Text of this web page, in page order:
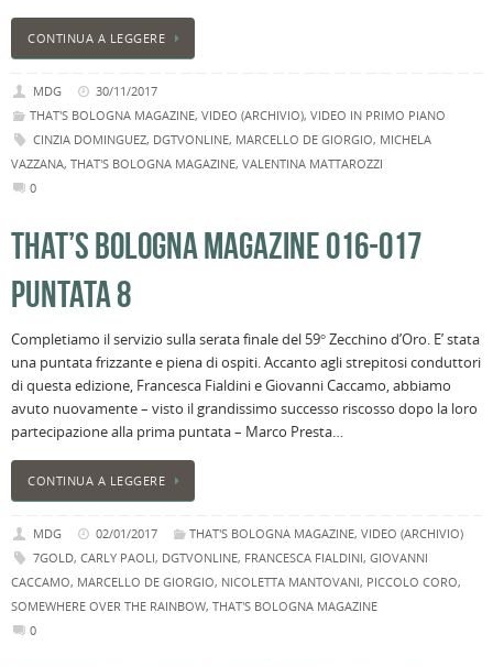
CONTINUA A LEGGERE
MDG
30/11/2017
THAT'S BOLOGNA MAGAZINE, VIDEO (ARCHIVIO), VIDEO IN PRIMO PIANO
CINZIA DOMINGUEZ, DGTVONLINE, MARCELLO DE GIORGIO, MICHELA
VAZZANA, THAT'S BOLOGNA MAGAZINE, VALENTINA MATTAROZZI
0
THAT’S BOLOGNA MAGAZINE 016-017
PUNTATA 8
Completiamo il servizio sulla serata finale del 59° Zecchino d’Oro. E’ stata
una puntata frizzante e piena di ospiti. Accanto agli strepitosi conduttori
di questa edizione, Francesca Fialdini e Giovanni Caccamo, abbiamo
avuto nuovamente – visto il grandissimo successo riscosso dopo la loro
partecipazione alla prima puntata – Marco Presta…
CONTINUA A LEGGERE
MDG 02/01/2017 THAT'S BOLOGNA MAGAZINE, VIDEO (ARCHIVIO)
7GOLD, CARLY PAOLI, DGTVONLINE, FRANCESCA FIALDINI, GIOVANNI
CACCAMO, MARCELLO DE GIORGIO, NICOLETTA MANTOVANI, PICCOLO CORO,
SOMEWHERE OVER THE RAINBOW, THAT'S BOLOGNA MAGAZINE
0